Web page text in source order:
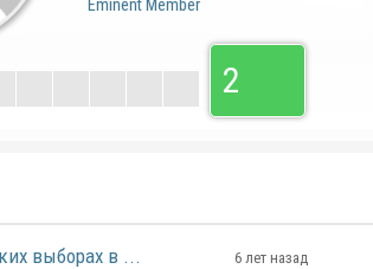
Eminent Member
2
выборах в ... 6 лет назад